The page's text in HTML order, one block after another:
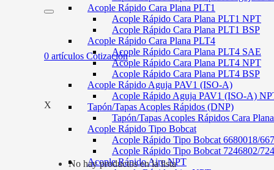
0 artículos Cotización
X
No hay productos en la lista
Acople Rápido Cara Plana PLT1
Acople Rápido Cara Plana PLT1 NPT
Acople Rápido Cara Plana PLT1 BSP
Acople Rápido Cara Plana PLT4
Acople Rápido Cara Plana PLT4 SAE
Acople Rápido Cara Plana PLT4 NPT
Acople Rápido Cara Plana PLT4 BSP
Acople Rápido Aguja PAV1 (ISO-A)
Acople Rápido Aguja PAV1 (ISO-A)
Tapón/Tapas Acoples Rápidos (DNP)
Tapón/Tapas Acoples Rápidos Cara
Acople Rápido Tipo Bobcat
Acople Rápido Tipo Bobcat 6680018/
Acople Rápido Tipo Bobcat 7246802/
Acople Rápido Aire NPT